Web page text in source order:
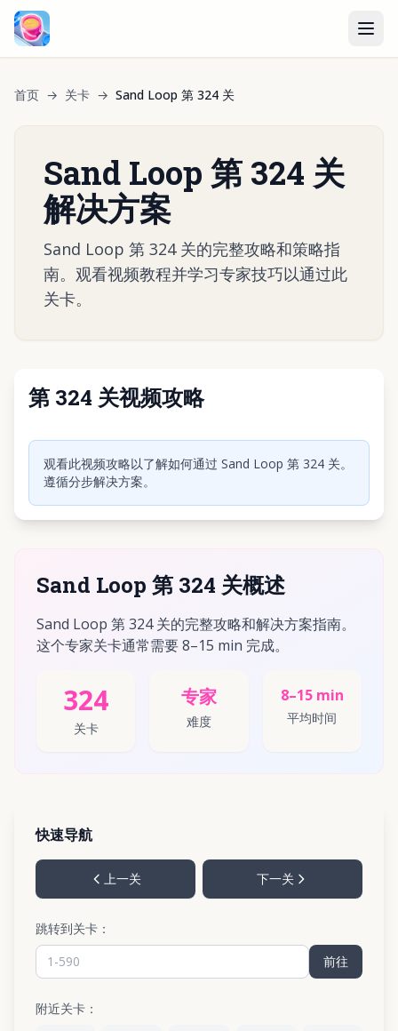
首页 → 关卡 → Sand Loop 第 324 关
Sand Loop 第 324 关
解决方案
Sand Loop 第 324 关的完整攻略和策略指
南。观看视频教程并学习专家技巧以通过此
关卡。
第 324 关视频攻略
点击播放视频
观看此视频攻略以了解如何通过 Sand Loop 第 324 关。
遵循分步解决方案。
Sand Loop 第 324 关概述
Sand Loop 第 324 关的完整攻略和解决方案指南。
这个专家关卡通常需要 8–15 min 完成。
324
关卡
专家
难度
8–15 min
平均时间
快速导航
上一关 下一关
跳转到关卡：
前往
附近关卡：